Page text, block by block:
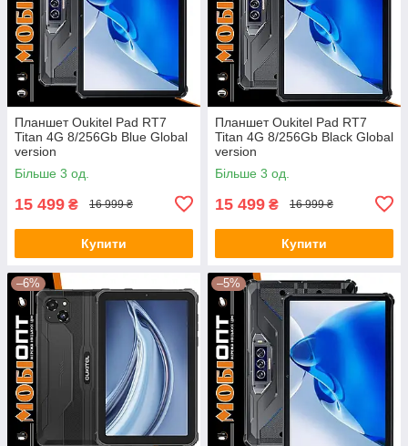
Планшет Oukitel Pad RT7
Titan 4G 8/256Gb Blue Global
version
Більше 3 од.
15 499 ₴ 16 999 ₴
Купити
Планшет Oukitel Pad RT7
Titan 4G 8/256Gb Black Global
version
Більше 3 од.
15 499 ₴ 16 999 ₴
Купити
–6% –5%